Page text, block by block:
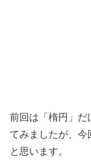
前回は「楕円」だ
てみましたが、今
と思います。